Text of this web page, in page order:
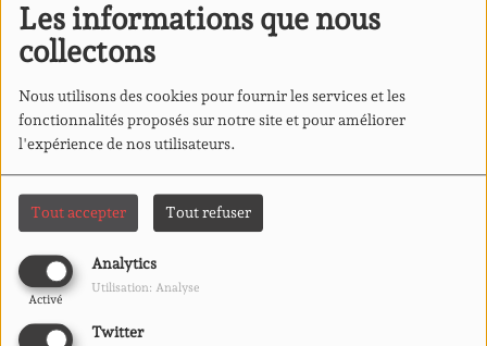
Les informations que nous
collectons
Nous utilisons des cookies pour fournir les services et les
fonctionnalités proposés sur notre site et pour améliorer
l'expérience de nos utilisateurs.
Tout accepter Tout refuser
Analytics
Activé
Utilisation: Analyse
Twitter
Nous avons fais un atelier radio avec les lycéens pour le
prix Goncourt 2021